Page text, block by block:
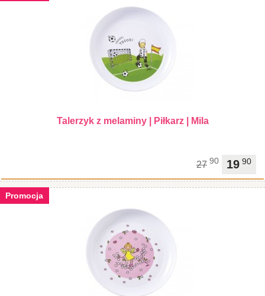
Talerzyk z melaminy | Piłkarz | Mila
19 90
27 90
Promocja